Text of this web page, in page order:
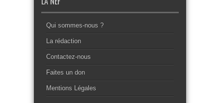
Qui sommes-nous ?
La rédaction
Contactez-nous
Faites un don
Mentions Légales